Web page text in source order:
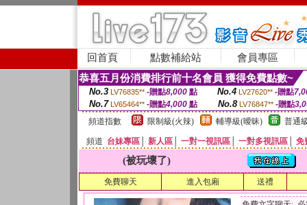
回首頁 點數補給站 會員專區
恭喜五月份消費排行前十名會員 獲得免費點數~
No.3 LV76835** -贈點8,000點 No.4 LV27620** -贈點
No.7 LV65464** -贈點4,000 點 No.8 LV76847** -贈點
頻道指數
限制級(火辣) 輔導級(曖昧) 普通
頻道 台妹專區 新人區 一對一視訊區 一對多視訊區 免
(被玩壞了)
免費聊天 進入包廂 送禮